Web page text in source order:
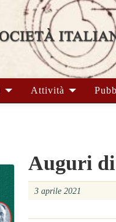
Attività
Auguri di
3 aprile 2021